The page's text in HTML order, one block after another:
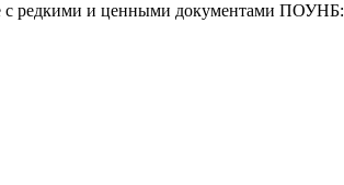
с редкими и ценными документами ПОУНБ: